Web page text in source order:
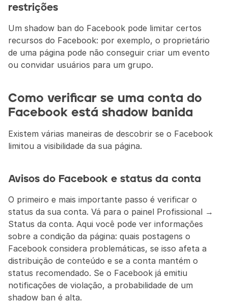
restrições
Um shadow ban do Facebook pode limitar certos
recursos do Facebook: por exemplo, o proprietário
de uma página pode não conseguir criar um evento
ou convidar usuários para um grupo.
Como verificar se uma conta do
Facebook está shadow banida
Existem várias maneiras de descobrir se o Facebook
limitou a visibilidade da sua página.
Avisos do Facebook e status da conta
O primeiro e mais importante passo é verificar o
status da sua conta. Vá para o painel Profissional →
Status da conta. Aqui você pode ver informações
sobre a condição da página: quais postagens o
Facebook considera problemáticas, se isso afeta a
distribuição de conteúdo e se a conta mantém o
status recomendado. Se o Facebook já emitiu
notificações de violação, a probabilidade de um
shadow ban é alta.